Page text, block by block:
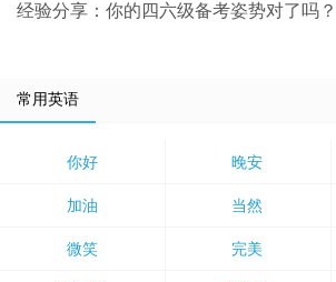
经验分享：你的四六级备考姿势对了吗？
常用英语
你好 晚安
加油 当然
微笑 完美